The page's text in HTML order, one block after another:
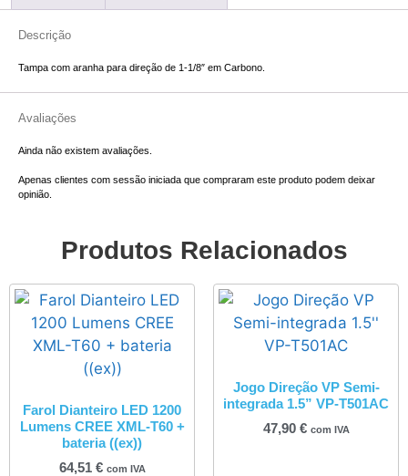
Descrição
Tampa com aranha para direção de 1-1/8″ em Carbono.
Avaliações
Ainda não existem avaliações.
Apenas clientes com sessão iniciada que compraram este produto podem deixar
opinião.
Produtos Relacionados
Farol Dianteiro LED 1200
Lumens CREE XML-T60 +
bateria ((ex))
64,51 € com IVA
Jogo Direção VP Semi-
integrada 1.5” VP-T501AC
47,90 € com IVA